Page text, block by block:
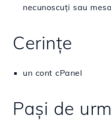
necunoscuți sau
Cerințe
un cont cPanel
Paşi de